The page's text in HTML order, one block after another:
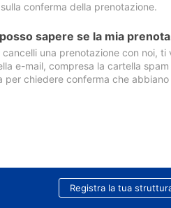
conferma della prenotazione.
sapere se la mia
cancelli una prenotazione con noi,
e-mail, compresa la cartella
per chiedere conferma che
Registra la tua